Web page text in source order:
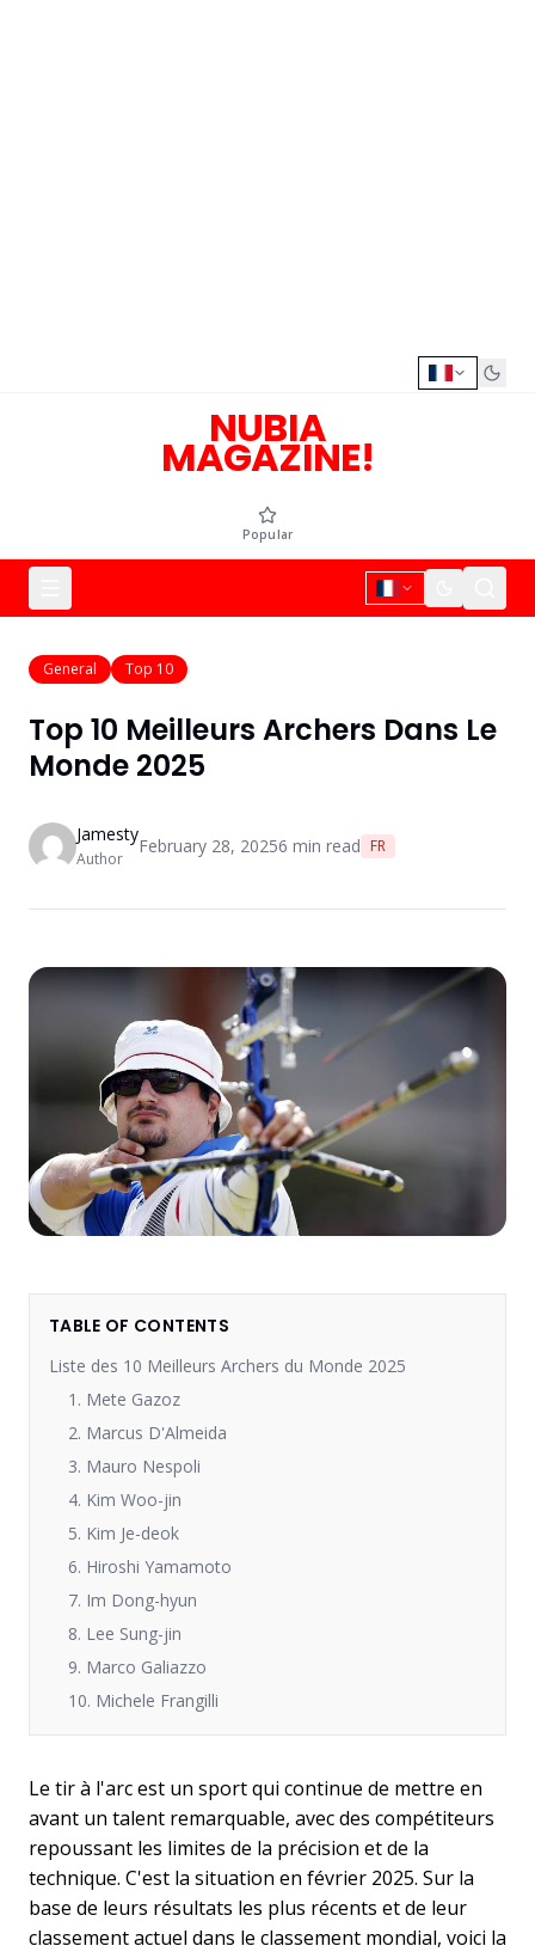
NUBIA
MAGAZINE!
Popular
General Top 10
Top 10 Meilleurs Archers Dans Le
Monde 2025
Jamesty
Author
February 28, 20256 min read FR
TABLE OF CONTENTS
Liste des 10 Meilleurs Archers du Monde 2025
1. Mete Gazoz
2. Marcus D'Almeida
3. Mauro Nespoli
4. Kim Woo-jin
5. Kim Je-deok
6. Hiroshi Yamamoto
7. Im Dong-hyun
8. Lee Sung-jin
9. Marco Galiazzo
10. Michele Frangilli
Le tir à l'arc est un sport qui continue de mettre en
avant un talent remarquable, avec des compétiteurs
repoussant les limites de la précision et de la
technique. C'est la situation en février 2025. Sur la
base de leurs résultats les plus récents et de leur
classement actuel dans le classement mondial, voici la